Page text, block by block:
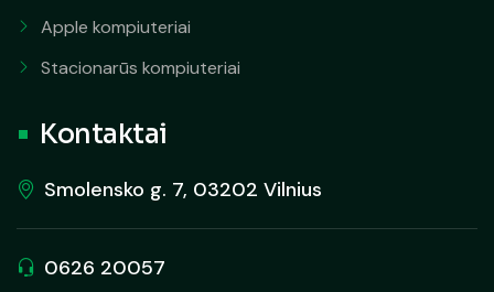
Apple kompiuteriai
Stacionarūs kompiuteriai
Kontaktai
Smolensko g. 7, 03202 Vilnius
0626 20057